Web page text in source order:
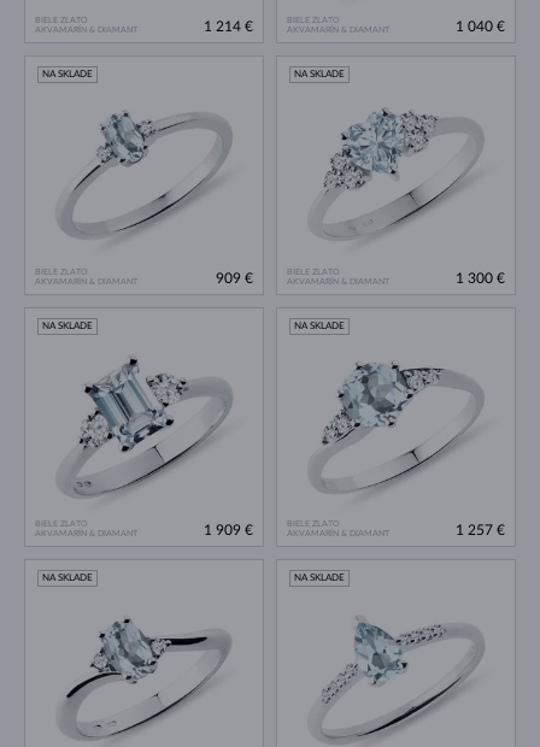
BIELE ZLATO
AKVAMARÍN & DIAMANT
1 214 €
BIELE ZLATO
AKVAMARÍN & DIAMANT
1 040 €
BIELE ZLATO
AKVAMARÍN & DIAMANT
NA SKLADE
909 €
BIELE ZLATO
AKVAMARÍN & DIAMANT
NA SKLADE
1 300 €
BIELE ZLATO
AKVAMARÍN & DIAMANT
NA SKLADE
1 909 €
BIELE ZLATO
AKVAMARÍN & DIAMANT
NA SKLADE
1 257 €
NA SKLADE NA SKLADE